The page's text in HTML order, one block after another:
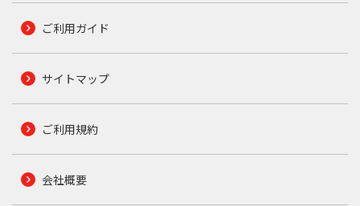
ご利用ガイド
サイトマップ
ご利用規約
会社概要